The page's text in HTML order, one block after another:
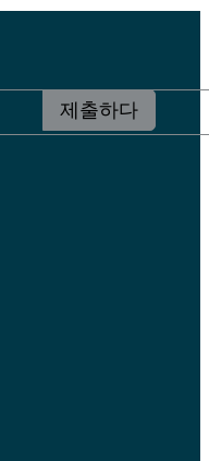
제출하다